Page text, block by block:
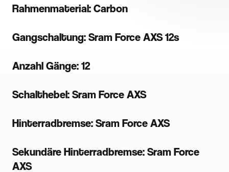
Rahmenmaterial: Carbon
Gangschaltung: Sram Force AXS 12s
Anzahl Gänge: 12
Schalthebel: Sram Force AXS
Hinterradbremse: Sram Force AXS
Sekundäre Hinterradbremse: Sram Force
AXS